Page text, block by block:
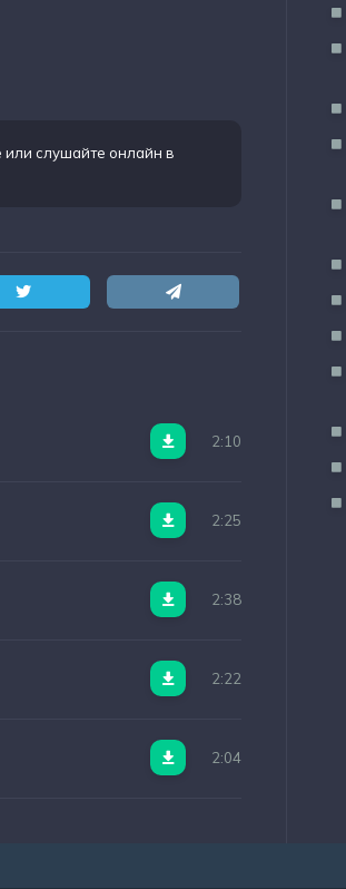
или слушайте онлайн в
2:10
2:25
2:38
2:22
2:04